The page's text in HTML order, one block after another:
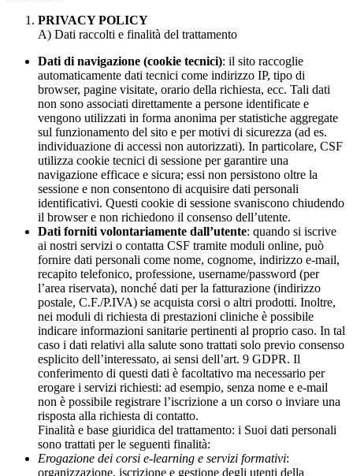
PRIVACY POLICY
A) Dati raccolti e finalità del trattamento
Dati di navigazione (cookie tecnici): il sito raccoglie
automaticamente dati tecnici come indirizzo IP, tipo di
browser, pagine visitate, orario della richiesta, ecc. Tali dati
non sono associati direttamente a persone identificate e
vengono utilizzati in forma anonima per statistiche aggregate
sul funzionamento del sito e per motivi di sicurezza (ad es.
individuazione di accessi non autorizzati). In particolare, CSF
utilizza cookie tecnici di sessione per garantire una
navigazione efficace e sicura; essi non persistono oltre la
sessione e non consentono di acquisire dati personali
identificativi. Questi cookie di sessione svaniscono chiudendo
il browser e non richiedono il consenso dell’utente.
Dati forniti volontariamente dall’utente: quando si iscrive
ai nostri servizi o contatta CSF tramite moduli online, può
fornire dati personali come nome, cognome, indirizzo e-mail,
recapito telefonico, professione, username/password (per
l’area riservata), nonché dati per la fatturazione (indirizzo
postale, C.F./P.IVA) se acquista corsi o altri prodotti. Inoltre,
nei moduli di richiesta di prestazioni cliniche è possibile
indicare informazioni sanitarie pertinenti al proprio caso. In tal
caso i dati relativi alla salute sono trattati solo previo consenso
esplicito dell’interessato, ai sensi dell’art. 9 GDPR. Il
conferimento di questi dati è facoltativo ma necessario per
erogare i servizi richiesti: ad esempio, senza nome e e-mail
non è possibile registrare l’iscrizione a un corso o inviare una
risposta alla richiesta di contatto.
Finalità e base giuridica del trattamento: i Suoi dati personali
sono trattati per le seguenti finalità:
Erogazione dei corsi e-learning e servizi formativi:
organizzazione, iscrizione e gestione degli utenti della